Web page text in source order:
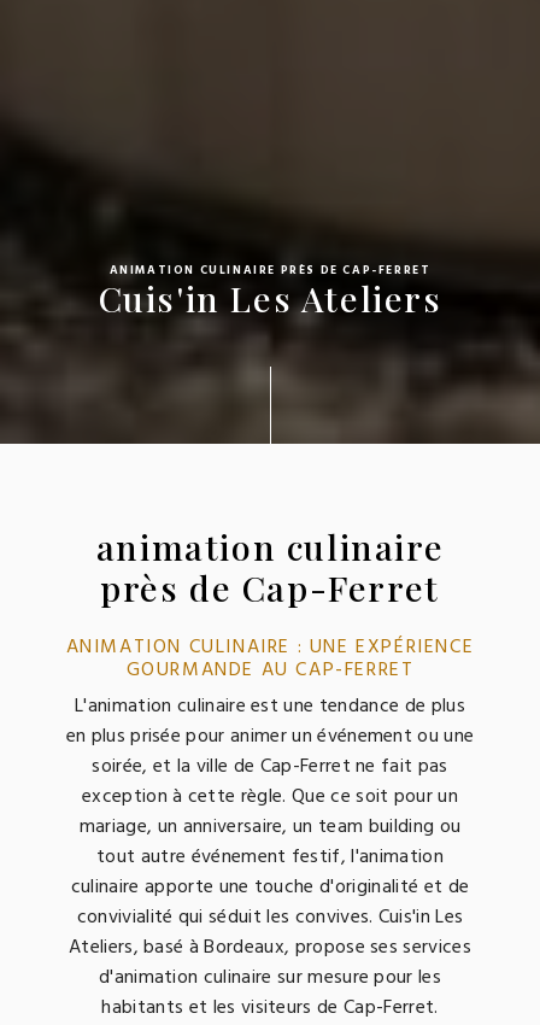
ANIMATION CULINAIRE PRÈS DE CAP-FERRET
Cuis'in Les Ateliers
animation culinaire
près de Cap-Ferret
ANIMATION CULINAIRE : UNE EXPÉRIENCE
GOURMANDE AU CAP-FERRET
L'animation culinaire est une tendance de plus
en plus prisée pour animer un événement ou une
soirée, et la ville de Cap-Ferret ne fait pas
exception à cette règle. Que ce soit pour un
mariage, un anniversaire, un team building ou
tout autre événement festif, l'animation
culinaire apporte une touche d'originalité et de
convivialité qui séduit les convives. Cuis'in Les
Ateliers, basé à Bordeaux, propose ses services
d'animation culinaire sur mesure pour les
habitants et les visiteurs de Cap-Ferret.